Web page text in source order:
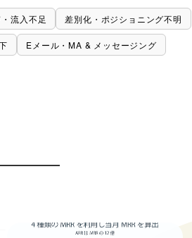
ビス
流入不足 差別化・ポジショニング不明
Eメール・MA & メッセージング